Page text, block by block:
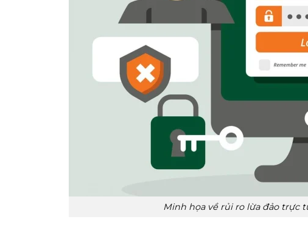
Minh họa về rủi ro lừa đảo trực